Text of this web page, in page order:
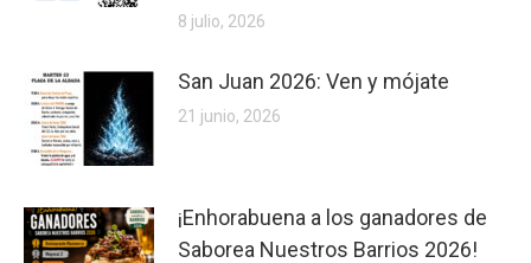
8 julio, 2026
San Juan 2026: Ven y mójate
21 junio, 2026
¡Enhorabuena a los ganadores de
Saborea Nuestros Barrios 2026!